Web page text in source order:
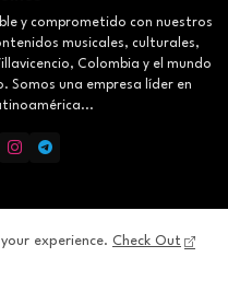
y comprometido con nuestros
musicales, culturales,
Colombia y el mundo
Somos una empresa líder en
us Privacy Policy
experience. Check Out